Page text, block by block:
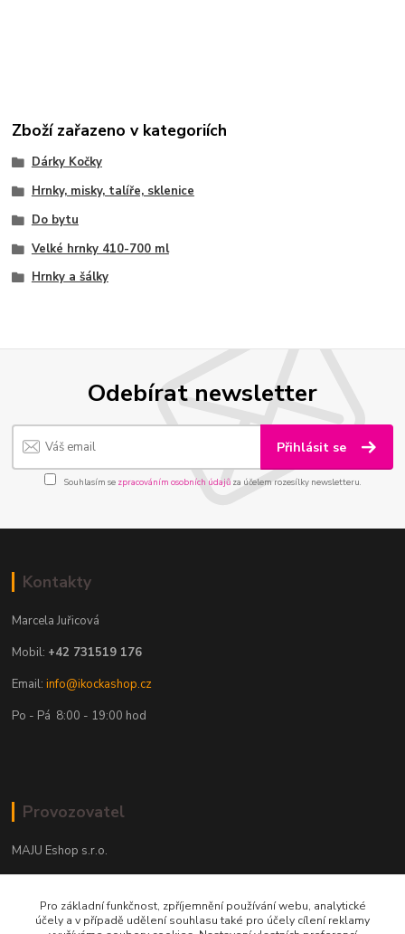
Zboží zařazeno v kategoriích
Dárky Kočky
Hrnky, misky, talíře, sklenice
Do bytu
Velké hrnky 410-700 ml
Hrnky a šálky
Odebírat newsletter
Přihlásit se
Souhlasím se zpracováním osobních údajůza účelem rozesílky newsletteru.
Kontakty
Marcela Juřicová
Mobil: +42 731519 176
Email:info@ikockashop.cz
Po - Pá 8:00 - 19:00 hod
Provozovatel
MAJU Eshop s.r.o.
702 00 Ostrava
Pro základní funkčnost, zpříjemnění používání webu, analytické
účely a v případě udělení souhlasu také pro účely cílení reklamy